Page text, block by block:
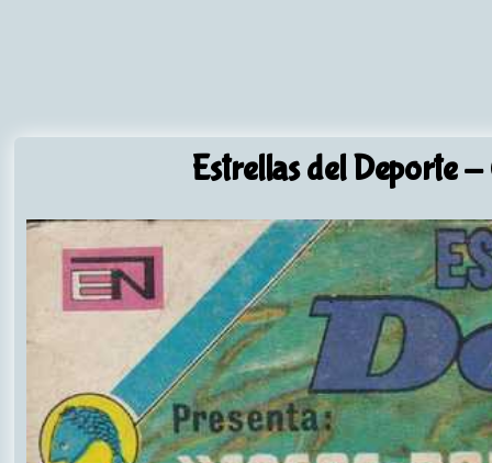
Estrellas del Deporte-